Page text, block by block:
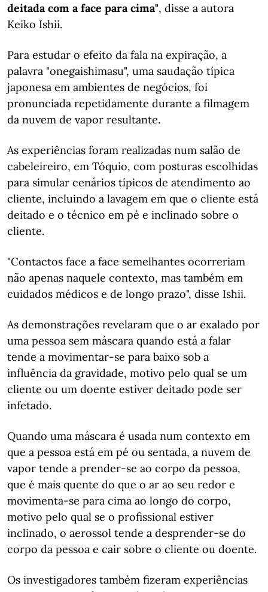
deitada com a face para cima", disse a autora
Keiko Ishii.
Para estudar o efeito da fala na expiração, a
palavra "onegaishimasu", uma saudação típica
japonesa em ambientes de negócios, foi
pronunciada repetidamente durante a filmagem
da nuvem de vapor resultante.
As experiências foram realizadas num salão de
cabeleireiro, em Tóquio, com posturas escolhidas
para simular cenários típicos de atendimento ao
cliente, incluindo a lavagem em que o cliente está
deitado e o técnico em pé e inclinado sobre o
cliente.
"Contactos face a face semelhantes ocorreriam
não apenas naquele contexto, mas também em
cuidados médicos e de longo prazo", disse Ishii.
As demonstrações revelaram que o ar exalado por
uma pessoa sem máscara quando está a falar
tende a movimentar-se para baixo sob a
influência da gravidade, motivo pelo qual se um
cliente ou um doente estiver deitado pode ser
infetado.
Quando uma máscara é usada num contexto em
que a pessoa está em pé ou sentada, a nuvem de
vapor tende a prender-se ao corpo da pessoa,
que é mais quente do que o ar ao seu redor e
movimenta-se para cima ao longo do corpo,
motivo pelo qual se o profissional estiver
inclinado, o aerossol tende a desprender-se do
corpo da pessoa e cair sobre o cliente ou doente.
Os investigadores também fizeram experiências